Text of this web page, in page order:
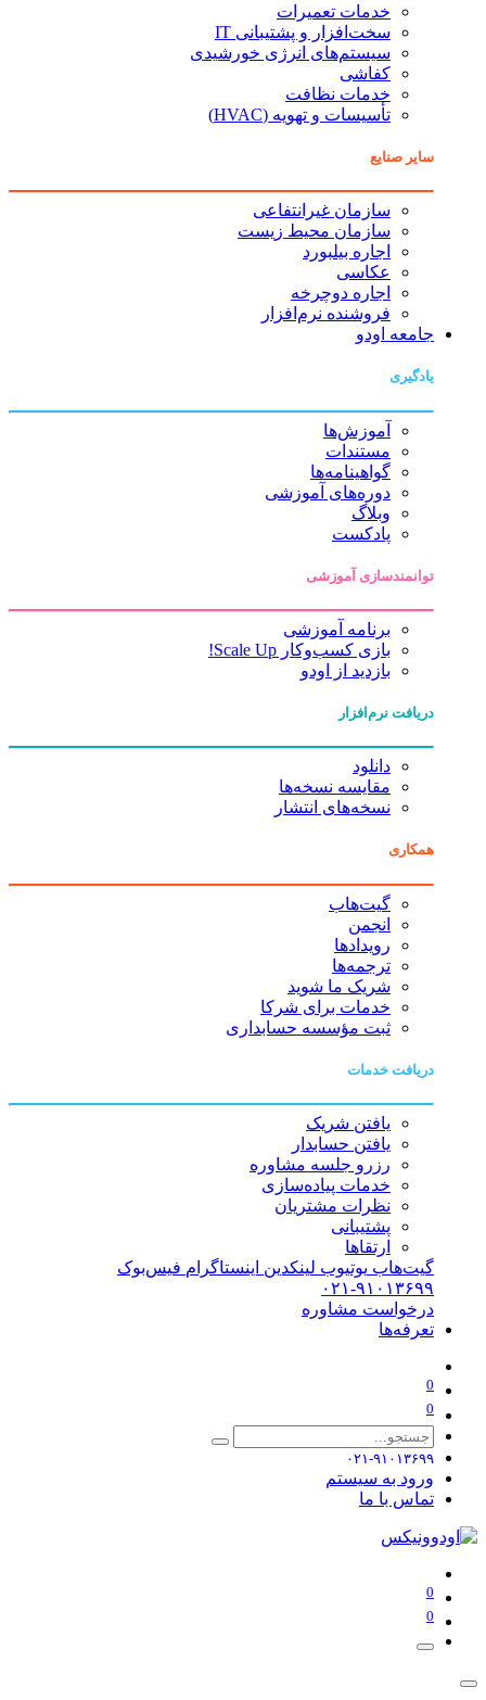
خدمات تعمیرات
سخت‌افزار و پشتیبانی IT
سیستم‌های انرژی خورشیدی
کفاشی
خدمات نظافت
تأسیسات و تهویه (HVAC)
سایر صنایع
سازمان غیرانتفاعی
سازمان محیط زیست
اجاره بیلبورد
عکاسی
اجاره دوچرخه
فروشنده نرم‌افزار
جامعه اودو
یادگیری
آموزش‌ها
مستندات
گواهینامه‌ها
دوره‌های آموزشی
وبلاگ
پادکست
توانمندسازی آموزشی
برنامه آموزشی
بازی کسب‌وکار Scale Up!
بازدید از اودو
دریافت نرم‌افزار
دانلود
مقایسه نسخه‌ها
نسخه‌های انتشار
همکاری
گیت‌هاب
انجمن
رویدادها
ترجمه‌ها
شریک ما شوید
خدمات برای شرکا
ثبت مؤسسه حسابداری
دریافت خدمات
یافتن شریک
یافتن حسابدار
رزرو جلسه مشاوره
خدمات پیاده‌سازی
نظرات مشتریان
پشتیبانی
ارتقاها
گیت‌هاب یوتیوب لینکدین اینستاگرام فیس‌بوک
۰۲۱-۹۱۰۱۳۶۹۹
درخواست مشاوره
تعرفه‌ها
0
0
۰۲۱-۹۱۰۱۳۶۹۹
ورود به سیستم
تماس با ما
0
0